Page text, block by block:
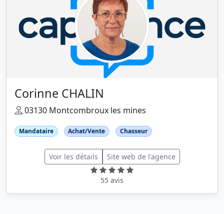
Corinne CHALIN
03130 Montcombroux les mines
Mandataire Achat/Vente Chasseur
Voir les détails Site web de l'agence
55 avis